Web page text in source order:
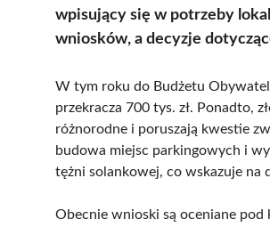
wpisujący się w potrzeby
wniosków, a decyzje
W tym roku do Budżetu
przekracza 700 tys. zł. Ponadto,
różnorodne i poruszają kwestie
budowa miejsc parkingowych i
tężni solankowej, co wskazuje na
Obecnie wnioski są oceniane pod